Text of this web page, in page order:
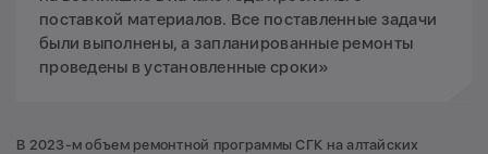
поставкой материалов. Все поставленные задачи
были выполнены, а запланированные ремонты
проведены в установленные сроки»
В 2023-м объем ремонтной программы СГК на алтайских